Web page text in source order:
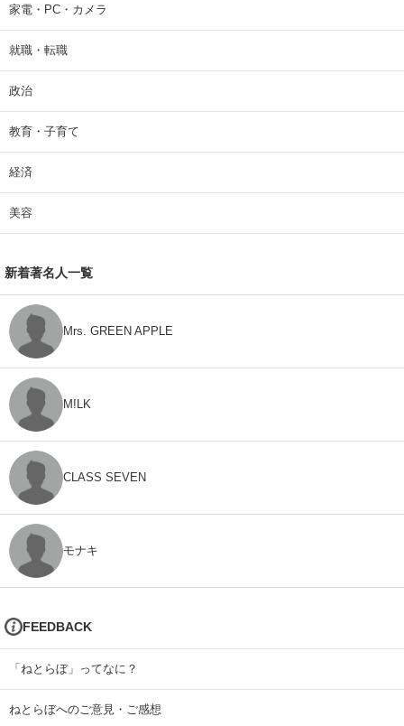
家電・PC・カメラ
就職・転職
政治
教育・子育て
経済
美容
新着著名人一覧
Mrs. GREEN APPLE
M!LK
CLASS SEVEN
モナキ
FEEDBACK
「ねとらぼ」ってなに？
ねとらぼへのご意見・ご感想